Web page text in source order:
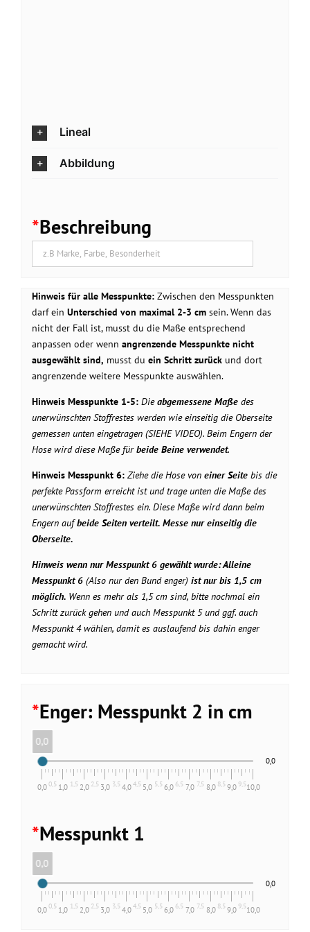
Lineal
Abbildung
*Beschreibung
Hinweis für alle Messpunkte: Zwischen den Messpunkten
darf ein Unterschied von maximal 2-3 cm sein. Wenn das
nicht der Fall ist, musst du die Maße entsprechend
anpassen oder wenn angrenzende Messpunkte nicht
ausgewählt sind, musst du ein Schritt zurück und dort
angrenzende weitere Messpunkte auswählen.
Hinweis Messpunkte 1-5: Dieabgemessene Maße des
unerwünschten Stoffrestes werden wie einseitig die Oberseite
gemessen unten eingetragen (SIEHE VIDEO). Beim Engern der
Hose wird diese Maße fürbeide Beine verwendet.
Hinweis Messpunkt 6: Ziehe die Hose von einer Seite bis die
perfekte Passform erreicht ist und trage unten die Maße des
unerwünschten Stoffrestes ein. Diese Maße wird dann beim
Engern aufbeide Seiten verteilt. Messe nureinseitig die
Oberseite.
Hinweis wenn nur Messpunkt 6 gewählt wurde: Alleine
Messpunkt 6 (Also nur den Bund enger) ist nur bis 1,5 cm
möglich. Wenn es mehr als 1,5 cm sind, bitte nochmal ein
Schritt zurück gehen und auch Messpunkt 5 und ggf. auch
Messpunkt 4 wählen, damit es auslaufend bis dahin enger
gemacht wird.
*Enger: Messpunkt 2 in cm
0,0
0,00,5 1,0 1,5 2,0 2,5 3,0 3,5 4,04,5 5,0 5,5 6,0 6,5 7,0 7,5 8,0 8,5 9,0 9,510,0
0,0
*Messpunkt 1
0,0
0,00,5 1,0 1,5 2,0 2,5 3,0 3,5 4,04,5 5,0 5,5 6,0 6,5 7,0 7,5 8,0 8,5 9,0 9,510,0
0,0